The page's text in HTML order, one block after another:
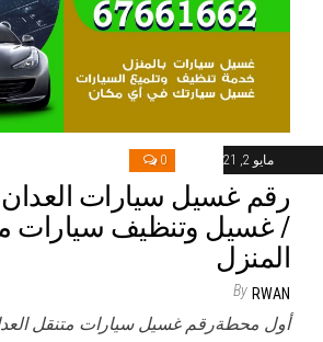
مايو 2, 2021 0
/ غسيل وتنظيف سيارات
المنزل
By RWAN
أول محطةرقم غسيل سيارات متنقل